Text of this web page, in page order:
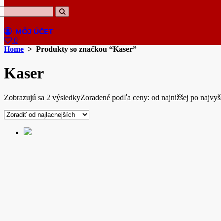
0
Home > Produkty so značkou “Kaser”
Kaser
Zobrazujú sa 2 výsledkyZoradené podľa ceny: od najnižšej po